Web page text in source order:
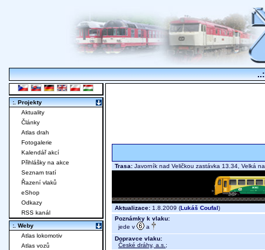
Trasa: Javorník nad Veličkou zastávka 13.34, Velká
Aktualizace: 1.8.2009 (Lukáš Coufal)
Poznámky k vlaku:
jede v
a
Dopravce vlaku:
České dráhy, a.s. ;
:. Projekty
Aktuality
Články
Atlas drah
Fotogalerie
Kalendář akcí
Přihlášky na akce
Seznam tratí
Řazení vlaků
eShop
Odkazy
RSS kanál
:. Weby
Atlas lokomotiv
Atlas vozů